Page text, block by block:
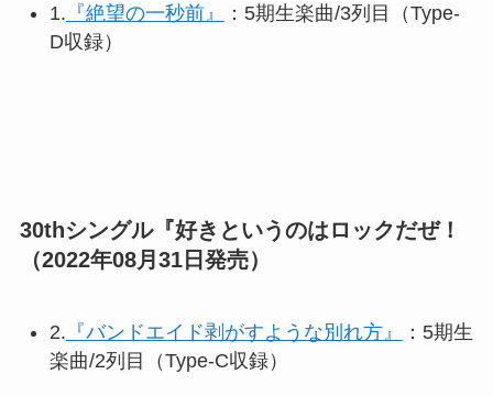
1. 『絶望の一秒前』
：5期生楽曲/3列目（Type-
D収録）
30thシングル『好きというのはロックだぜ！
（2022年08月31日発売）
2. 『バンドエイド剥がすような別れ方』
：5期生
楽曲/2列目（Type-C収録）